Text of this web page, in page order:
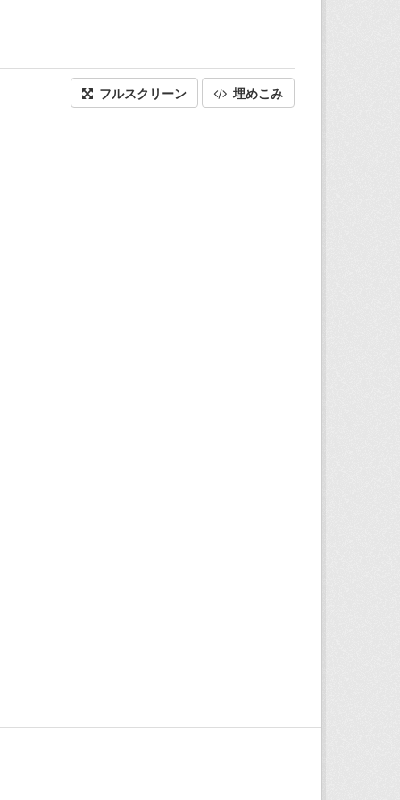
フルスクリーン 埋めこみ